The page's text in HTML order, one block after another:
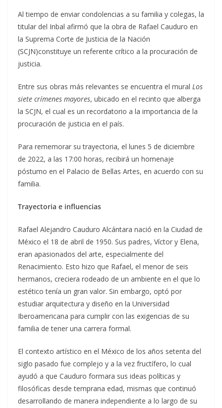
Al tiempo de enviar condolencias a su familia y colegas, la
titular del Inbal afirmó que la obra de Rafael Cauduro en
la Suprema Corte de Justicia de la Nación
(SCJN)constituye un referente crítico a la procuración de
justicia.
Entre sus obras más relevantes se encuentra el mural Los
siete crímenes mayores, ubicado en el recinto que alberga
la SCJN, el cual es un recordatorio a la importancia de la
procuración de justicia en el país.
Para rememorar su trayectoria, el lunes 5 de diciembre
de 2022, a las 17:00 horas, recibirá un homenaje
póstumo en el Palacio de Bellas Artes, en acuerdo con su
familia.
Trayectoria e influencias
Rafael Alejandro Cauduro Alcántara nació en la Ciudad de
México el 18 de abril de 1950. Sus padres, Víctor y Elena,
eran apasionados del arte, especialmente del
Renacimiento. Esto hizo que Rafael, el menor de seis
hermanos, creciera rodeado de un ambiente en el que lo
estético tenía un gran valor. Sin embargo, optó por
estudiar arquitectura y diseño en la Universidad
Iberoamericana para cumplir con las exigencias de su
familia de tener una carrera formal.
El contexto artístico en el México de los años setenta del
siglo pasado fue complejo y a la vez fructífero, lo cual
ayudó a que Cauduro formara sus ideas políticas y
filosóficas desde temprana edad, mismas que continuó
desarrollando de manera independiente a lo largo de su